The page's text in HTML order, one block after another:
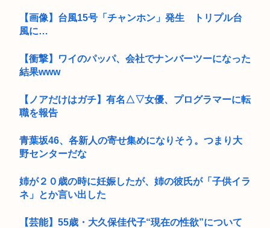
【画像】台風15号「チャンホン」発生 トリプル台
風に…
【衝撃】ワイのパッパ、会社でナンバーツーになった
結果www
【ノアだけはガチ】有名△▽女優、プログラマーに転
職を報告
青葉坂46、各新人の寄せ集めになりそう。つまり大
野センターだな
姉が２０歳の時に妊娠したが、姉の彼氏が「子供イラ
ネ」とか言い出した
【芸能】55歳・大久保佳代子“現在の性欲”について